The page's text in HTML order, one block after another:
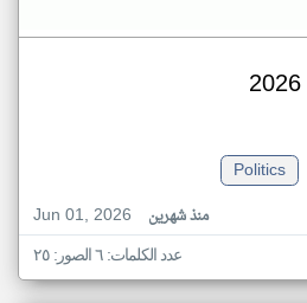
Politics
Jun 01, 2026
منذ شهرين
عدد الكلمات: ٦ الصور: ٢٥